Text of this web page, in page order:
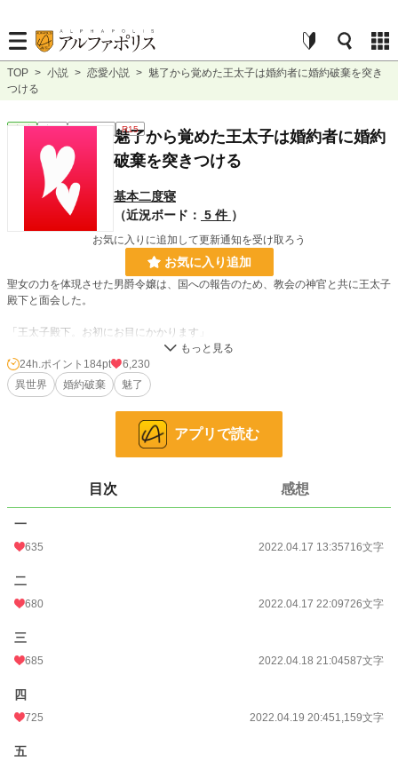
TOP > 小説 > 恋愛小説 > 魅了から覚めた王太子は婚約者に婚約破棄を突き
つける
恋愛 完結 ｼｮｰﾄｼｮｰﾄ R15
魅了から覚めた王太子は婚約者に婚約
破棄を突きつける
基本二度寝
（近況ボード： 5 件 ）
お気に入りに追加して更新通知を受け取ろう
お気に入り追加
聖女の力を体現させた男爵令嬢は、国への報告のため、教会の神官と共に王太子
殿下と面会した。
「王太子殿下。お初にお目にかかります」
聖女の肩書を得た男爵令嬢には、対面した王太子が魅了魔法にかかっていること
を瞬時に見抜いた。
「魅了だって？王族が…？ありえないよ」
男爵令嬢の言葉に取り合わない王太子の目を覚まさせようと、聖魔法で魅了魔法
聖女の魔法は正しく行使され、王太子の顔はみるみる怒りの様相に変わってい
く。
王太子は婚約者の公爵令嬢を愛していた。
その愛情が、波々注いだカップをひっくり返したように急に空っぽになった。
いや、愛情が消えたというよりも、憎悪が生まれた。
「魅了は解けましたか？」
24h.ポイント 184pt
6,230
異世界
婚約破棄 魅了
アプリで読む
目次 感想
一
635 2022.04.17 13:35716文字
二
680 2022.04.17 22:09726文字
三
685 2022.04.18 21:04587文字
四
725 2022.04.19 20:451,159文字
五